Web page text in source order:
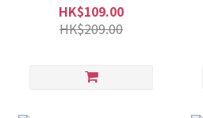
HK$109.00
HK$209.00